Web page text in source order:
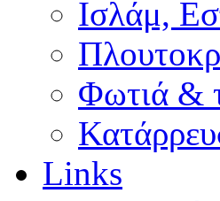
Ισλάμ,
Φωτιά &
Links